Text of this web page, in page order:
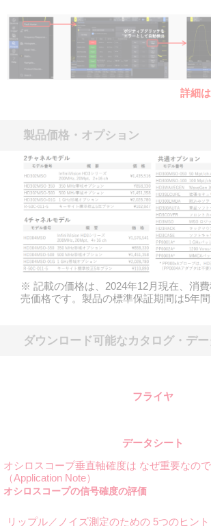
詳細
製品価格・オプション
※ 記載の価格は、2024年12月現在、消
売価格です。製品の標準保証期間は5年間
ダウンロード可能なカタログ・デー
フライヤ
データシート
オシロスコープ垂直軸確度は なぜ重要なの
（Application Note）
オシロスコープの信号確度の評価
リップル／ノイズ測定のための 5つのヒン